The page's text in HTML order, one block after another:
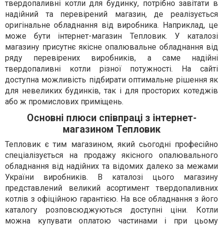
твердопаливні котли для будинку, потрібно завітати в
надійний та перевірений магазин, де реалізується
оригінальне обладнання від виробника. Наприклад, це
може бути інтернет-магазин Тепловик. У каталозі
магазину присутнє якісне опалювальне обладнання від
ряду перевірених виробників, а саме надійні
твердопаливні котли різної потужності. На сайті
доступна можливість підбирати оптимальне рішення як
для невеликих будинків, так і для просторих котеджів
або ж промислових приміщень.
Основні плюси співпраці з інтернет-
магазином Тепловик
Тепловик є тим магазином, який сьогодні професійно
спеціалізується на продажу якісного опалювального
обладнання від надійних та відомих далеко за межами
України виробників. В каталозі цього магазину
представлений великий асортимент твердопаливних
котлів з офіційною гарантією. На все обладнання з його
каталогу розповсюджуються доступні ціни. Котли
можна купувати оплатою частинами і при цьому